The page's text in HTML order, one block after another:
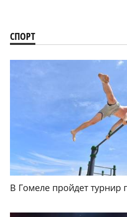
СПОРТ
В Гомеле пройдет турнир